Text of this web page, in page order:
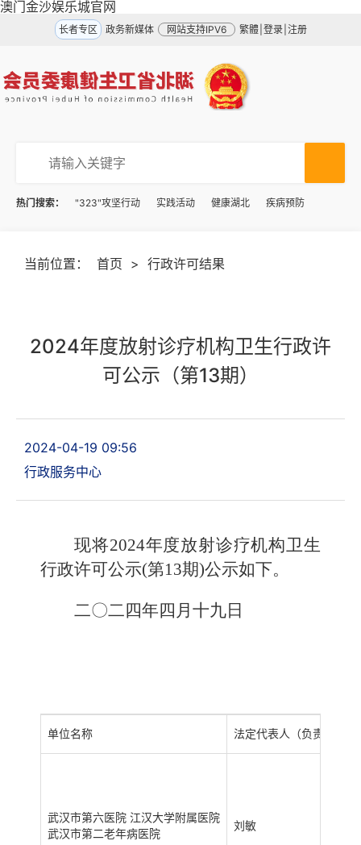
澳门金沙娱乐城官网
长者专区 政务新媒体 网站支持IPV6 繁體 登录 注册
热门搜索： "323"攻坚行动 实践活动 健康湖北 疾病预防
当前位置： 首页 > 行政许可结果
2024年度放射诊疗机构卫生行政许
可公示（第13期）
2024-04-19 09:56
行政服务中心
现将2024年度放射诊疗机构卫生
行政许可公示(第13期)公示如下。
二〇二四年四月十九日
单位名称 法定代表人（负责人）
武汉市第六医院 江汉大学附属医院
武汉市第二老年病医院
刘敏